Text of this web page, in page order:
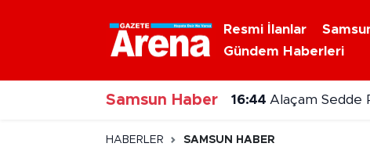
Resmi İlanlar
Gündem Haberleri
Samsun Haber 16:44 Alaçam Sedde
HABERLER SAMSUN HABER
Nöbetçi Eczaneler
Hava Durumu
Samsun Namaz Vakitleri